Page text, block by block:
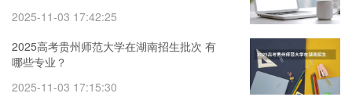
2025-11-03 17:42:25
2025高考贵州师范大学在湖南招生批次 有
哪些专业？
2025-11-03 17:15:30